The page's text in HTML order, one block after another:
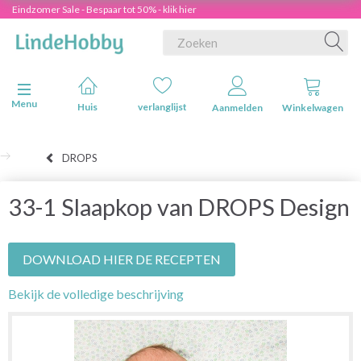
Eindzomer Sale - Bespaar tot 50% - klik hier
Navigatie in-/uitschakelen
Menu
Huis verlanglijst Aanmelden Winkelwagen
DROPS
33-1 Slaapkop van DROPS Design
DOWNLOAD HIER DE RECEPTEN
Bekijk de volledige beschrijving